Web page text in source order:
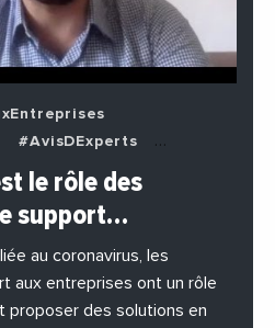
#AvisDExperts
#Institutions
le rôle des
support…
au coronavirus, les
aux entreprises ont un rôle
proposer des solutions en